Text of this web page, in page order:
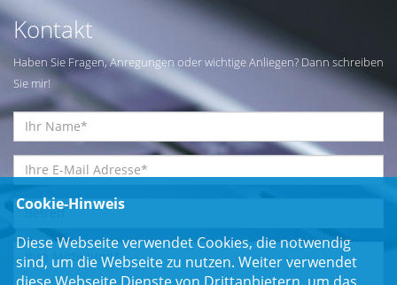
Kontakt
Haben Sie Fragen, Anregungen oder wichtige Anliegen? Dann schreiben
Sie mir!
Cookie-Hinweis
Diese Webseite verwendet Cookies, die notwendig
sind, um die Webseite zu nutzen. Weiter verwendet